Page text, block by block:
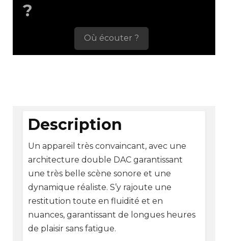
?
Où écouter ?
Description
Un appareil très convaincant, avec une
architecture double DAC garantissant
une très belle scène sonore et une
dynamique réaliste. S’y rajoute une
restitution toute en fluidité et en
nuances, garantissant de longues heures
de plaisir sans fatigue.